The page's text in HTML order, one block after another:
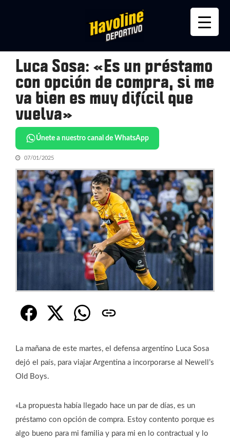
Luca Sosa: «Es un préstamo
con opción de compra, si me
va bien es muy difícil que
vuelva»
Únete a nuestro canal de WhatsApp
07/01/2025
La mañana de este martes, el defensa argentino Luca Sosa
dejó el país, para viajar Argentina a incorporarse al Newell’s
Old Boys.
«La propuesta había llegado hace un par de días, es un
préstamo con opción de compra. Estoy contento porque es
algo bueno para mi familia y para mi en lo contractual y lo